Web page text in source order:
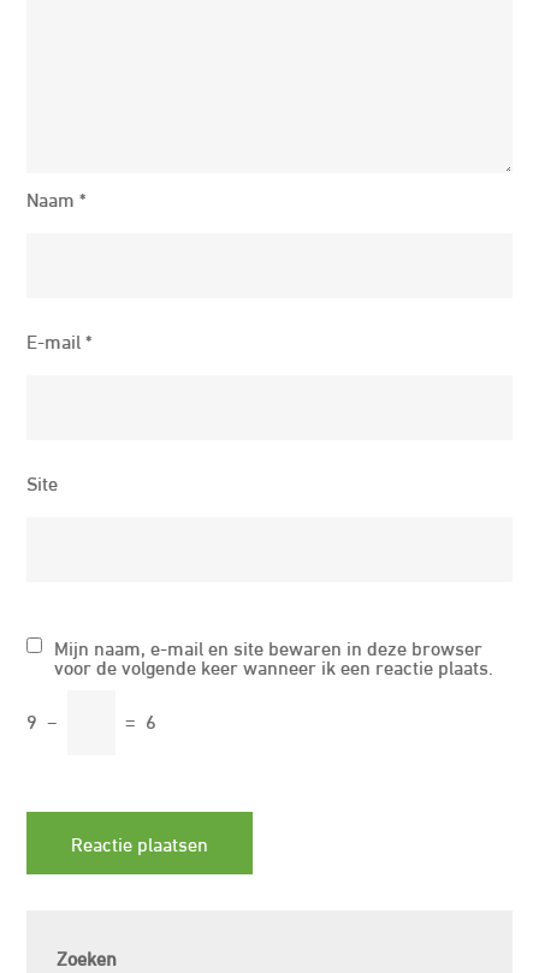
Naam*
E-mail*
Site
Mijn naam, e-mail en site bewaren in deze browser
voor de volgende keer wanneer ik een reactie plaats.
9 − = 6
Zoeken